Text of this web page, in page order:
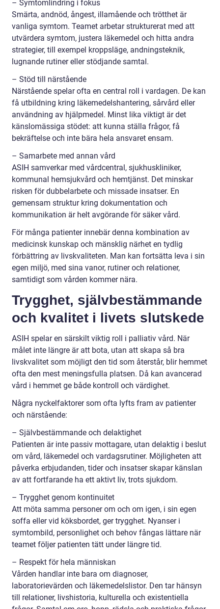
– Symtomlindring i fokus
Smärta, andnöd, ångest, illamående och trötthet är
vanliga symtom. Teamet arbetar strukturerat med att
utvärdera symtom, justera läkemedel och hitta andra
strategier, till exempel kroppsläge, andningsteknik,
lugnande rutiner eller stödjande samtal.
– Stöd till närstående
Närstående spelar ofta en central roll i vardagen. De kan
få utbildning kring läkemedelshantering, sårvård eller
användning av hjälpmedel. Minst lika viktigt är det
känslomässiga stödet: att kunna ställa frågor, få
bekräftelse och inte bära hela ansvaret ensam.
– Samarbete med annan vård
ASIH samverkar med vårdcentral, sjukhuskliniker,
kommunal hemsjukvård och hemtjänst. Det minskar
risken för dubbelarbete och missade insatser. En
gemensam struktur kring dokumentation och
kommunikation är helt avgörande för säker vård.
För många patienter innebär denna kombination av
medicinsk kunskap och mänsklig närhet en tydlig
förbättring av livskvaliteten. Man kan fortsätta leva i sin
egen miljö, med sina vanor, rutiner och relationer,
samtidigt som vården kommer nära.
Trygghet, självbestämmande
och kvalitet i livets slutskede
ASIH spelar en särskilt viktig roll i palliativ vård. När
målet inte längre är att bota, utan att skapa så bra
livskvalitet som möjligt den tid som återstår, blir hemmet
ofta den mest meningsfulla platsen. Då kan avancerad
vård i hemmet ge både kontroll och värdighet.
Några nyckelfaktorer som ofta lyfts fram av patienter
och närstående:
– Självbestämmande och delaktighet
Patienten är inte passiv mottagare, utan delaktig i beslut
om vård, läkemedel och vardagsrutiner. Möjligheten att
påverka erbjudanden, tider och insatser skapar känslan
av att fortfarande ha ett aktivt liv, trots sjukdom.
– Trygghet genom kontinuitet
Att möta samma personer om och om igen, i sin egen
soffa eller vid köksbordet, ger trygghet. Nyanser i
symtombild, personlighet och behov fångas lättare när
teamet följer patienten tätt under längre tid.
– Respekt för hela människan
Vården handlar inte bara om diagnoser,
laboratorievärden och läkemedelslistor. Den tar hänsyn
till relationer, livshistoria, kulturella och existentiella